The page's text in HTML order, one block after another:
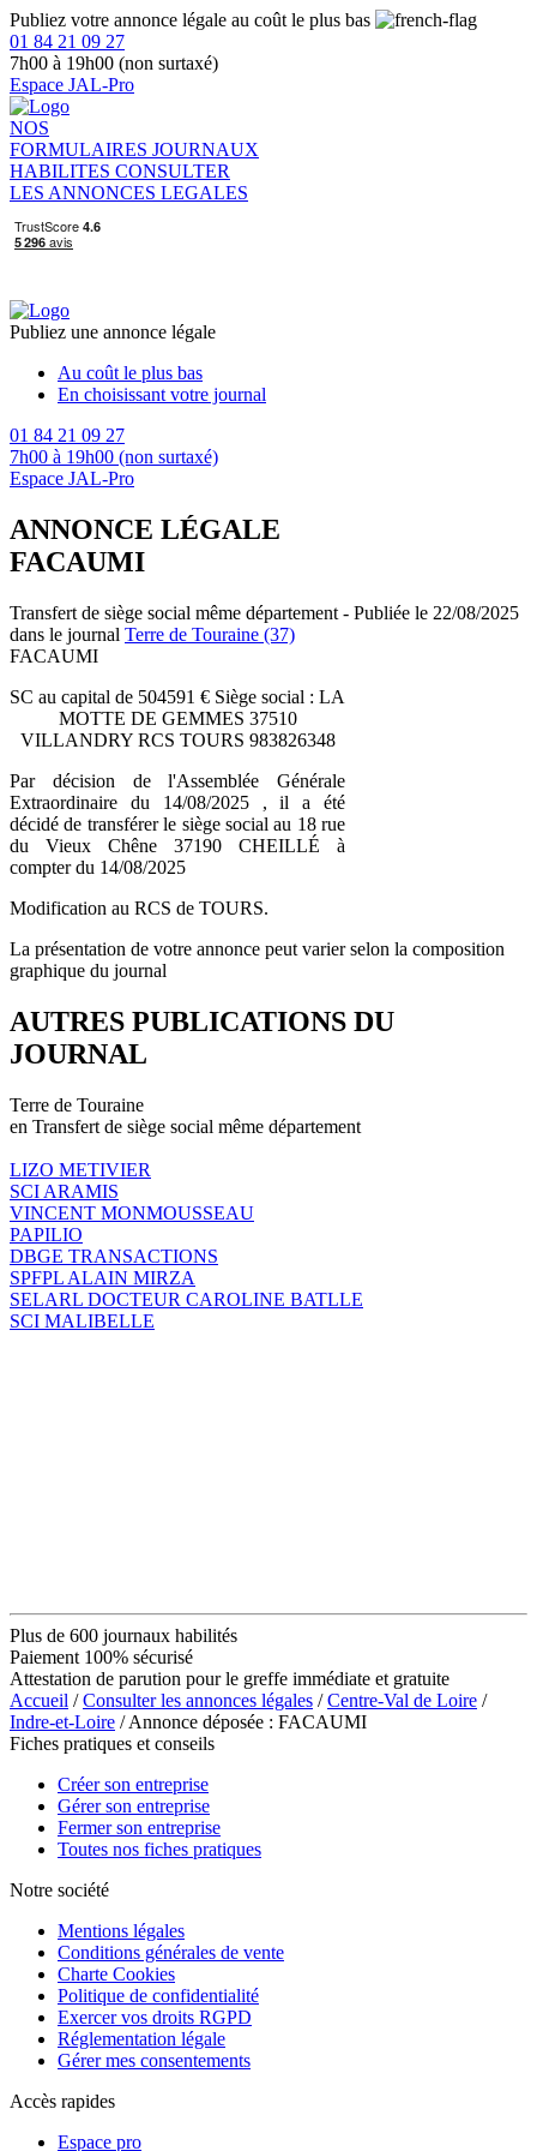
Publiez votre annonce légale au coût le plus bas
01 84 21 09 27
7h00 à 19h00 (non surtaxé)
Espace JAL-Pro
NOS
FORMULAIRES JOURNAUX
HABILITES CONSULTER
LES ANNONCES LEGALES
Publiez une annonce légale
Au coût le plus bas
En choisissant votre journal
01 84 21 09 27
7h00 à 19h00 (non surtaxé)
Espace JAL-Pro
ANNONCE LÉGALE
FACAUMI
Transfert de siège social même département - Publiée le 22/08/2025
dans le journal Terre de Touraine (37)
FACAUMI
SC au capital de 504591 € Siège social : LA
MOTTE DE GEMMES 37510
VILLANDRY RCS TOURS 983826348
Par décision de l'Assemblée Générale
Extraordinaire du 14/08/2025 , il a été
décidé de transférer le siège social au 18 rue
du Vieux Chêne 37190 CHEILLÉ à
compter du 14/08/2025
Modification au RCS de TOURS.
La présentation de votre annonce peut varier selon la composition
graphique du journal
AUTRES PUBLICATIONS DU
JOURNAL
Terre de Touraine
en Transfert de siège social même département
LIZO METIVIER
SCI ARAMIS
VINCENT MONMOUSSEAU
PAPILIO
DBGE TRANSACTIONS
SPFPL ALAIN MIRZA
SELARL DOCTEUR CAROLINE BATLLE
SCI MALIBELLE
Plus de 600 journaux habilités
Paiement 100% sécurisé
Attestation de parution pour le greffe immédiate et gratuite
Accueil /Consulter les annonces légales /Centre-Val de Loire /
Indre-et-Loire / Annonce déposée : FACAUMI
Fiches pratiques et conseils
Créer son entreprise
Gérer son entreprise
Fermer son entreprise
Toutes nos fiches pratiques
Notre société
Mentions légales
Conditions générales de vente
Charte Cookies
Politique de confidentialité
Exercer vos droits RGPD
Réglementation légale
Gérer mes consentements
Accès rapides
Espace pro